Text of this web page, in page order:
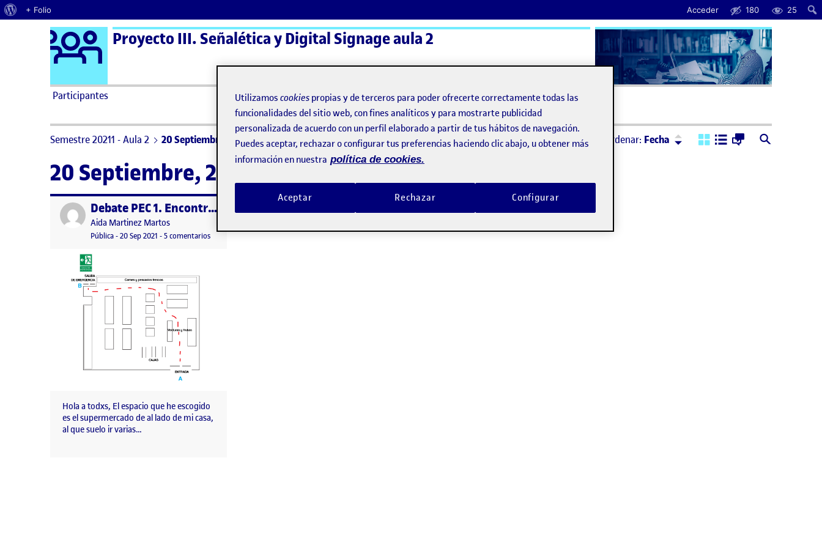
Acerca de WordPress
+ Folio Acceder 180 25
Saltar al contenido Logo Ágora
Proyecto III. Señalética y Digital Signage aula 2
Participantes ActiFolios Ayuda
Semestre 20211 - Aula 2 20 Septiembre, 2021 Ordenar: Fecha Ordenar:Descendente
20 Septiembre, 2021
Publicado por Debate PEC 1. Encontrar la salida de emergencia
Publicado por
Aida Martinez Martos
Visibilidad:
Pública-Fecha de publicación
20 Sep 2021 -5 comentariosen Debate PEC 1. Encontrar la salida de emergencia
Hola a todxs, El espacio que he escogido
es el supermercado de al lado de mi casa,
al que suelo ir varias…
Utilizamos cookies propias y de terceros para poder ofrecerte correctamente todas las
funcionalidades del sitio web, con fines analíticos y para mostrarte publicidad
personalizada de acuerdo con un perfil elaborado a partir de tus hábitos de navegación.
Puedes aceptar, rechazar o configurar tus preferencias haciendo clic abajo, u obtener más
información en nuestra política de cookies.
Rechazar
Aceptar Configurar